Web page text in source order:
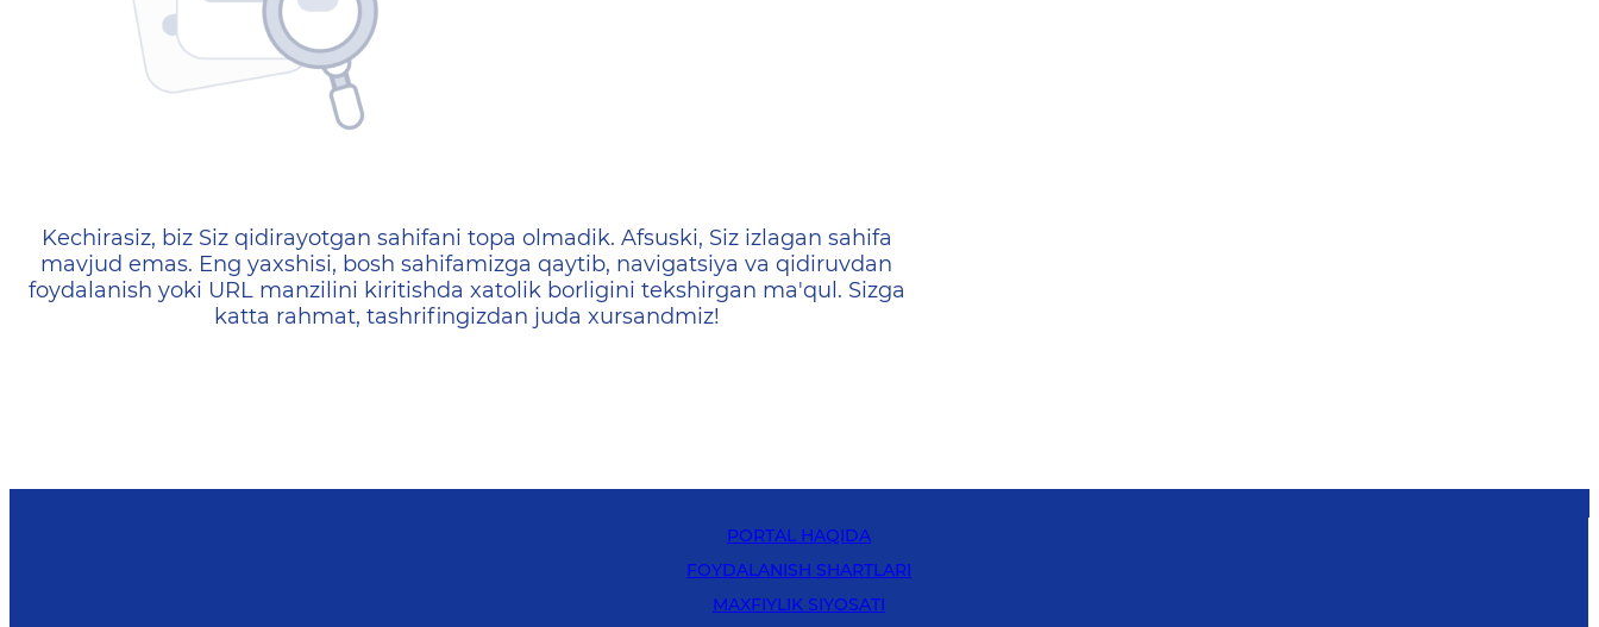
404 — Страница не найдена
Kechirasiz, biz Siz qidirayotgan sahifani topa olmadik. Afsuski, Siz izlagan sahifa
mavjud emas. Eng yaxshisi, bosh sahifamizga qaytib, navigatsiya va qidiruvdan
foydalanish yoki URL manzilini kiritishda xatolik borligini tekshirgan ma'qul. Sizga
katta rahmat, tashrifingizdan juda xursandmiz!
PORTAL HAQIDA
FOYDALANISH SHARTLARI
MAXFIYLIK SIYOSATI